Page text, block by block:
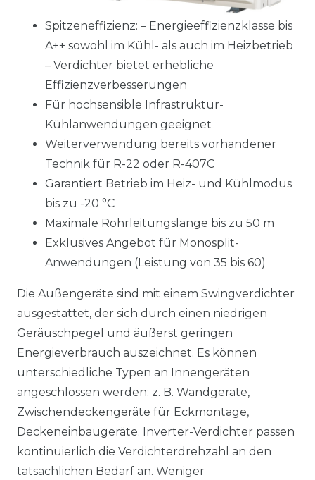
Spitzeneffizienz: – Energieeffizienzklasse bis
A++ sowohl im Kühl- als auch im Heizbetrieb
– Verdichter bietet erhebliche
Effizienzverbesserungen
Für hochsensible Infrastruktur-
Kühlanwendungen geeignet
Weiterverwendung bereits vorhandener
Technik für R-22 oder R-407C
Garantiert Betrieb im Heiz- und Kühlmodus
bis zu -20 °C
Maximale Rohrleitungslänge bis zu 50 m
Exklusives Angebot für Monosplit-
Anwendungen (Leistung von 35 bis 60)
Die Außengeräte sind mit einem Swingverdichter
ausgestattet, der sich durch einen niedrigen
Geräuschpegel und äußerst geringen
Energieverbrauch auszeichnet. Es können
unterschiedliche Typen an Innengeräten
angeschlossen werden: z. B. Wandgeräte,
Zwischendeckengeräte für Eckmontage,
Deckeneinbaugeräte. Inverter-Verdichter passen
kontinuierlich die Verdichterdrehzahl an den
tatsächlichen Bedarf an. Weniger